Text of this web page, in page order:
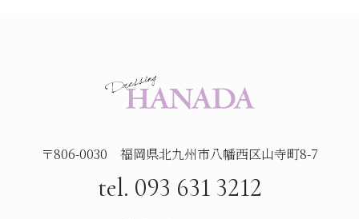
〒806-0030 福岡県北九州市八幡西区山寺町8-7
tel. 093 631 3212